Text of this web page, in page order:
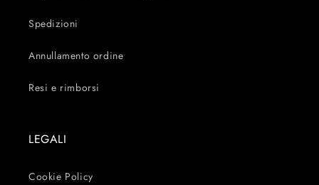
Spedizioni
Annullamento ordine
Resi e rimborsi
LEGALI
Cookie Policy